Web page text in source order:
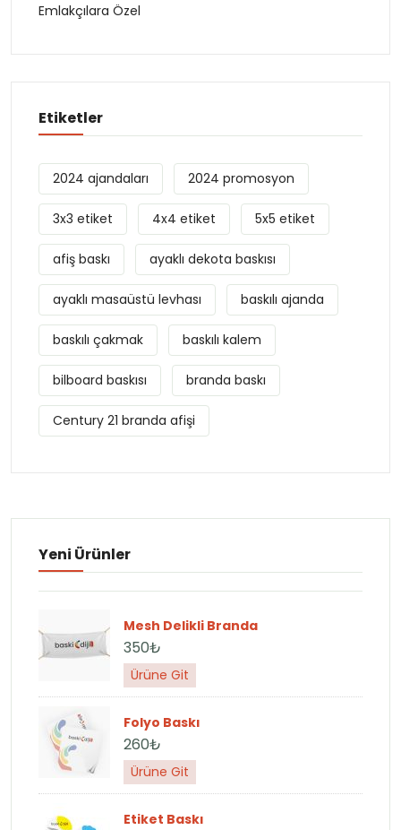
Emlakçılara Özel
Etiketler
2024 ajandaları 2024 promosyon
3x3 etiket 4x4 etiket 5x5 etiket
afiş baskı ayaklı dekota baskısı
ayaklı masaüstü levhası baskılı ajanda
baskılı çakmak baskılı kalem
bilboard baskısı branda baskı
Century 21 branda afişi
Yeni Ürünler
Mesh Delikli Branda
350₺
Ürüne Git
Folyo Baskı
260₺
Ürüne Git
Etiket Baskı